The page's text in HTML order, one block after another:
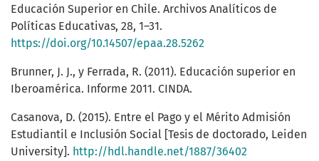
Educación Superior en Chile. Archivos Analíticos de
Políticas Educativas, 28, 1–31.
https://doi.org/10.14507/epaa.28.5262
Brunner, J. J., y Ferrada, R. (2011). Educación superior en
Iberoamérica. Informe 2011. CINDA.
Casanova, D. (2015). Entre el Pago y el Mérito Admisión
Estudiantil e Inclusión Social [Tesis de doctorado, Leiden
University]. http://hdl.handle.net/1887/36402